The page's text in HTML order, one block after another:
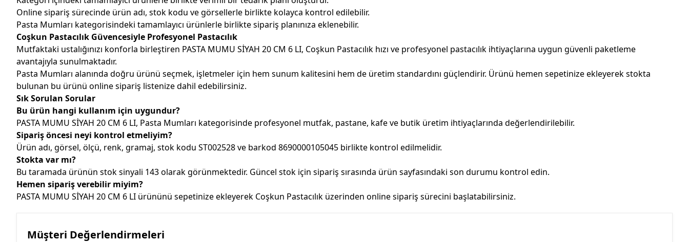
Online sipariş sürecinde ürün adı, stok kodu ve görsellerle birlikte kolayca kontrol edilebilir.
Pasta Mumları kategorisindeki tamamlayıcı ürünlerle birlikte sipariş planınıza eklenebilir.
Coşkun Pastacılık Güvencesiyle Profesyonel Pastacılık
Mutfaktaki ustalığınızı konforla birleştiren PASTA MUMU SİYAH 20 CM 6 LI, Coşkun Pastacılık hızı ve profesyonel pastacılık ihtiyaçlarına uygun güvenli paketleme
avantajıyla sunulmaktadır.
Pasta Mumları alanında doğru ürünü seçmek, işletmeler için hem sunum kalitesini hem de üretim standardını güçlendirir. Ürünü hemen sepetinize ekleyerek stokta
bulunan bu ürünü online sipariş listenize dahil edebilirsiniz.
Sık Sorulan Sorular
Bu ürün hangi kullanım için uygundur?
PASTA MUMU SİYAH 20 CM 6 LI, Pasta Mumları kategorisinde profesyonel mutfak, pastane, kafe ve butik üretim ihtiyaçlarında değerlendirilebilir.
Sipariş öncesi neyi kontrol etmeliyim?
Ürün adı, görsel, ölçü, renk, gramaj, stok kodu ST002528 ve barkod 8690000105045 birlikte kontrol edilmelidir.
Stokta var mı?
Bu taramada ürünün stok sinyali 143 olarak görünmektedir. Güncel stok için sipariş sırasında ürün sayfasındaki son durumu kontrol edin.
Hemen sipariş verebilir miyim?
PASTA MUMU SİYAH 20 CM 6 LI ürününü sepetinize ekleyerek Coşkun Pastacılık üzerinden online sipariş sürecini başlatabilirsiniz.
Müşteri Değerlendirmeleri